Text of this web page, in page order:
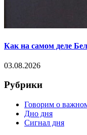
Как на самом деле
03.08.2026
Рубрики
Говорим о
Дно дня
Сигнал дня